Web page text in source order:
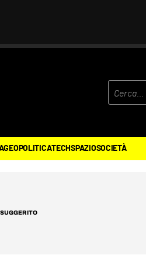
GEOPOLITICATECHSPAZIOSOCIETÀ